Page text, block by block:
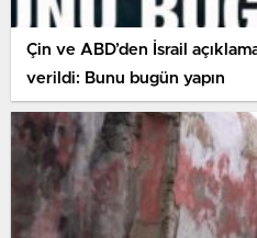
Çin ve ABD’den İsrail
verildi: Bunu bugün yapın